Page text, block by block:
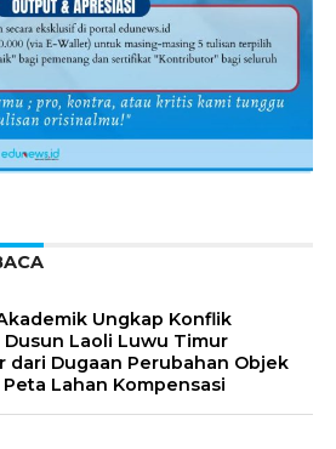
Ungkap Konflik
Dusun Laoli Luwu Timur
dari Dugaan Perubahan Objek
Peta Lahan Kompensasi